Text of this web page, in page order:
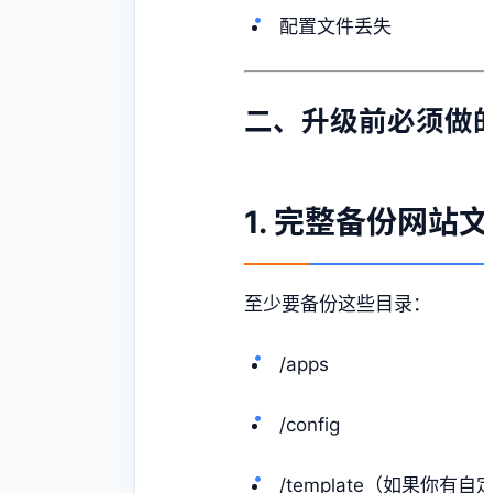
配置文件丢失
二、升级前必须做
1. 完整备份网站
至少要备份这些目录：
/apps
/config
/template（如果你有自